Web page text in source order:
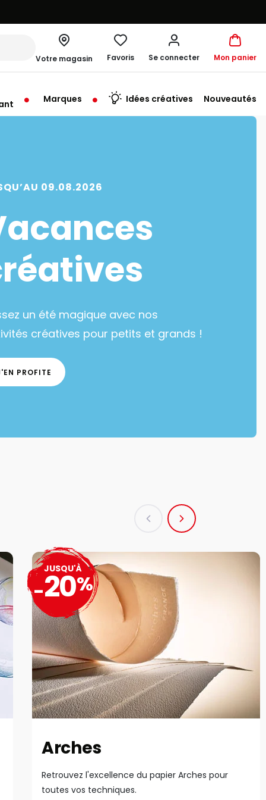
Votre magasin
à 10:00
Favoris Se connecter Mon panier
Marques Idées créatives Nouveautés
09.08.2026
un été magique avec nos
créatives pour petits et grands !
PROFITE
Arches
Retrouvez l'excellence du papier Arches pour
toutes vos techniques.
JUSQU'À
-20%